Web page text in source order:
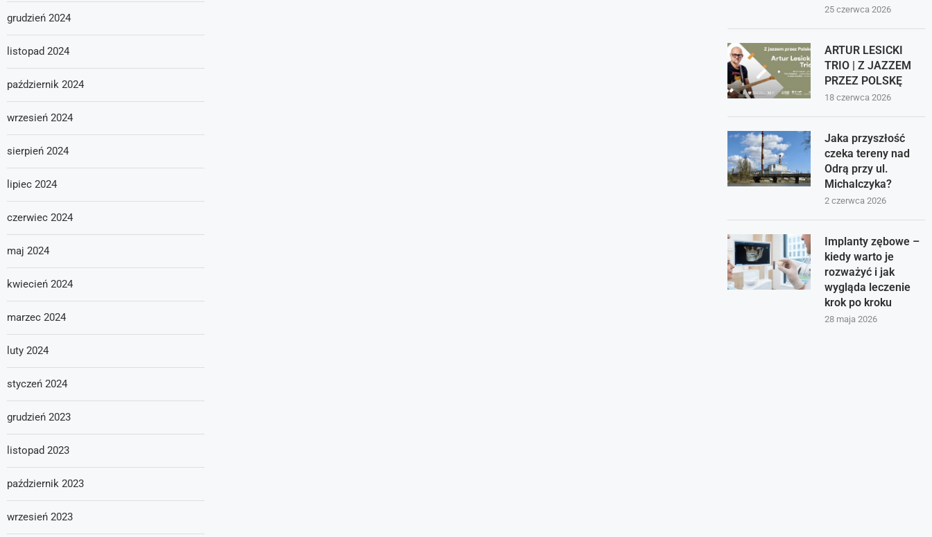
25 czerwca 2026
ARTUR LESICKI
TRIO | Z JAZZEM
PRZEZ POLSKĘ
18 czerwca 2026
Jaka przyszłość
czeka tereny nad
Odrą przy ul.
Michalczyka?
2 czerwca 2026
Implanty zębowe –
kiedy warto je
rozważyć i jak
wygląda leczenie
krok po kroku
28 maja 2026
grudzień 2024
listopad 2024
październik 2024
wrzesień 2024
sierpień 2024
lipiec 2024
czerwiec 2024
maj 2024
kwiecień 2024
marzec 2024
luty 2024
styczeń 2024
grudzień 2023
listopad 2023
październik 2023
wrzesień 2023